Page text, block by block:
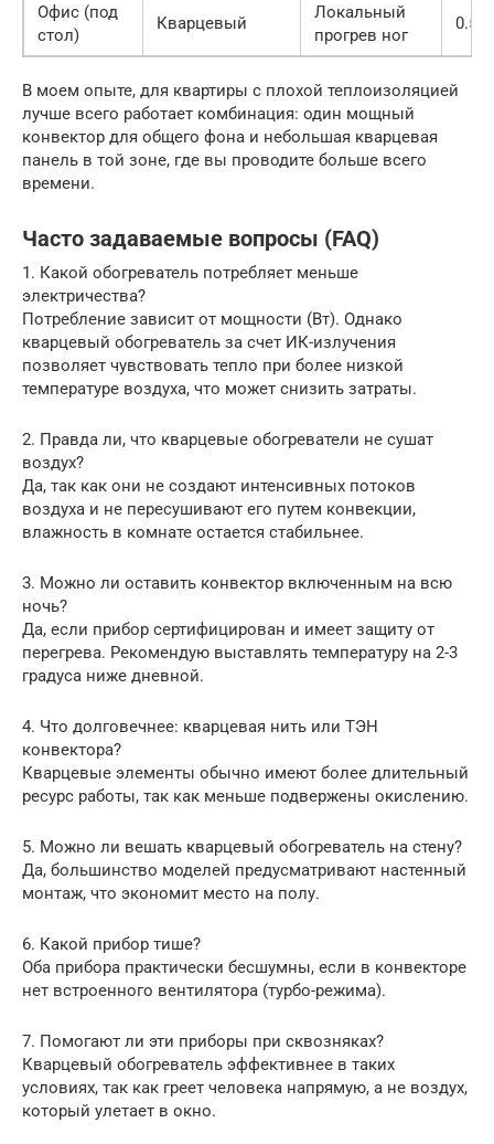
Офис (под
стол)
Кварцевый
Локальный
прогрев ног
0.5
В моем опыте, для квартиры с плохой теплоизоляцией
лучше всего работает комбинация: один мощный
конвектор для общего фона и небольшая кварцевая
панель в той зоне, где вы проводите больше всего
времени.
Часто задаваемые вопросы (FAQ)
1. Какой обогреватель потребляет меньше
электричества?
Потребление зависит от мощности (Вт). Однако
кварцевый обогреватель за счет ИК-излучения
позволяет чувствовать тепло при более низкой
температуре воздуха, что может снизить затраты.
2. Правда ли, что кварцевые обогреватели не сушат
воздух?
Да, так как они не создают интенсивных потоков
воздуха и не пересушивают его путем конвекции,
влажность в комнате остается стабильнее.
3. Можно ли оставить конвектор включенным на всю
ночь?
Да, если прибор сертифицирован и имеет защиту от
перегрева. Рекомендую выставлять температуру на 2-3
градуса ниже дневной.
4. Что долговечнее: кварцевая нить или ТЭН
конвектора?
Кварцевые элементы обычно имеют более длительный
ресурс работы, так как меньше подвержены окислению.
5. Можно ли вешать кварцевый обогреватель на стену?
Да, большинство моделей предусматривают настенный
монтаж, что экономит место на полу.
6. Какой прибор тише?
Оба прибора практически бесшумны, если в конвекторе
нет встроенного вентилятора (турбо-режима).
7. Помогают ли эти приборы при сквозняках?
Кварцевый обогреватель эффективнее в таких
условиях, так как греет человека напрямую, а не воздух,
который улетает в окно.